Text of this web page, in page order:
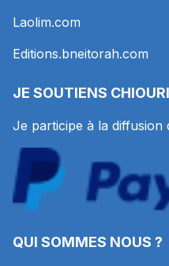
Laolim.com
Editions.bneitorah.com
JE SOUTIENS
Je participe à la diffusion
QUI SOMMES NOUS ?